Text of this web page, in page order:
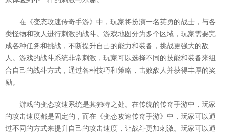
在《变态攻速传奇手游》中，玩家将扮演一名英勇的战士，与各
类怪物和敌人进行刺激的战斗。游戏地图分为多个区域，玩家需要完
成各种任务和挑战，不断提升自己的能力和装备，挑战更强大的敌
人。游戏的战斗系统非常刺激，玩家可以选择不同的技能和装备来组
合自己的战斗方式，通过各种技巧和策略，击败敌人并获得丰厚的奖
励。
游戏的变态攻速系统是其独特之处。在传统的传奇手游中，玩家
的攻击速度都是固定的，而在《变态攻速传奇手游》中，玩家可以通
过不同的方式来提升自己的攻击速度，让战斗更加刺激。玩家可以通